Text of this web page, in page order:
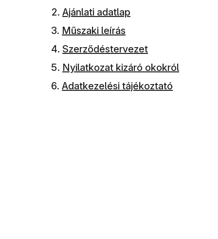
Ajánlati adatlap
Műszaki leírás
Szerződéstervezet
Nyilatkozat kizáró okokról
Adatkezelési tájékoztató